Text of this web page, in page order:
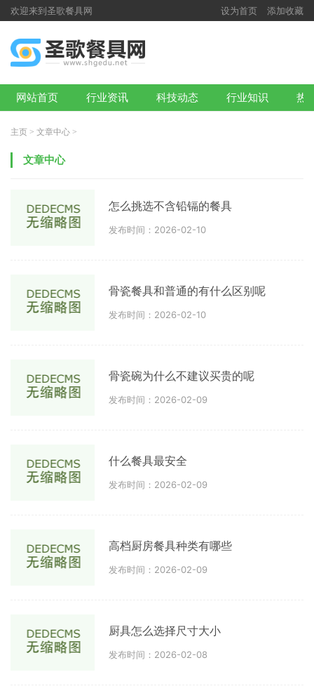
欢迎来到圣歌餐具网 设为首页 添加收藏
网站首页 行业资讯 科技动态 行业知识 热
主页 > 文章中心 >
文章中心
怎么挑选不含铅镉的餐具
发布时间：2026-02-10
骨瓷餐具和普通的有什么区别呢
发布时间：2026-02-10
骨瓷碗为什么不建议买贵的呢
发布时间：2026-02-09
什么餐具最安全
发布时间：2026-02-09
高档厨房餐具种类有哪些
发布时间：2026-02-09
厨具怎么选择尺寸大小
发布时间：2026-02-08